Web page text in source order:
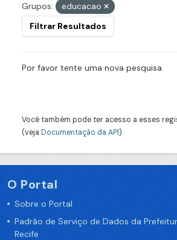
Grupos:
educacao
Filtrar Resultados
Por favor tente uma nova pesquisa.
Você também pode ter acesso a esses
(veja Documentação da API).
O Portal
Sobre o Portal
Padrão de Serviço de Dados da
Recife